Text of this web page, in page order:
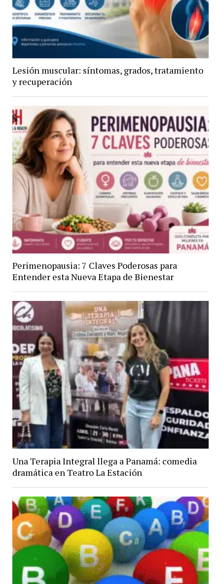
Lesión muscular: síntomas, grados, tratamiento
y recuperación
Perimenopausia: 7 Claves Poderosas para
Entender esta Nueva Etapa de Bienestar
Una Terapia Integral llega a Panamá: comedia
dramática en Teatro La Estación